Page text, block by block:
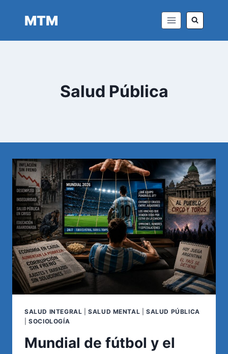
MTM
Salud Pública
SALUD INTEGRAL |SALUD MENTAL |SALUD PÚBLICA
|SOCIOLOGÍA
Mundial de fútbol y el